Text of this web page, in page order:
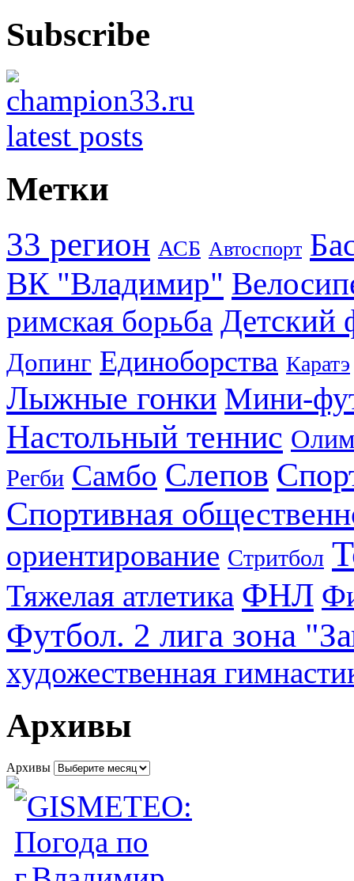
Subscribe
Метки
33 регион АСБ Автоспорт
ВК "Владимир"
римская борьба Детский
Допинг Единоборства Каратэ
Лыжные гонки Мини-
Настольный теннис
Регби Самбо Слепов
Спортивная
ориентирование Стритбол
Тяжелая атлетика ФНЛ
Футбол. 2 лига зона
художественная
Архивы
Архивы